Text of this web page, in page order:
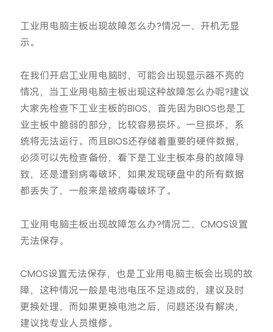
工业用电脑主板出现故障怎么办?情况一、开机无显
示。
在我们开启工业用电脑时，可能会出现显示器不亮的
情况，当工业用电脑主板出现这种故障怎么办呢?建议
大家先检查下工业主板的BIOS，首先因为BIOS也是工
业主板中脆弱的部分，比较容易损坏。一旦损坏，系
统将无法运行。而且BIOS还存储着重要的硬件数据，
必须可以先检查备份，看下是工业主板本身的故障导
致，还是遭到病毒破坏，如果发现硬盘中的所有数据
都丢失了，一般来是被病毒破坏了。
工业用电脑主板出现故障怎么办?情况二、CMOS设置
无法保存。
CMOS设置无法保存，也是工业用电脑主板会出现的故
障，这种情况一般是电池电压不足造成的，建议及时
更换处理，而如果更换电池之后，问题还没有解决，
建议找专业人员维修。